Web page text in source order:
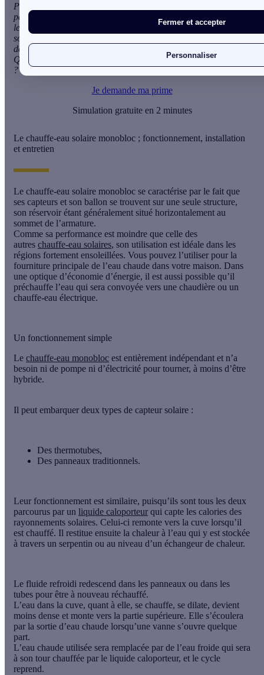
Fermer et accepter
Personnaliser
Produire de l’eau chaude à peu de frais, et ce, sans vous ruiner
pendant l’achat de votre équipement, c’est possible avec
le
chauffe-eau solaire monobloc
. Il est en effet performant et
son prix est relativement bas par rapport aux autres modèles
de
chauffe-eau solaire
Quels sont ses points forts et ses faiblesses ? Combien coûte-t-il
? Sans plus attendre, on fait le point sur cet appareil.
Je demande ma prime
Simulation gratuite en 2 minutes
Le chauffe-eau solaire monobloc ; fonctionnement, installation
et entretien
Le chauffe-eau solaire monobloc se caractérise par le fait que
ses capteurs et son ballon se trouvent sur une seule structure,
son réservoir étant généralement situé horizontalement au
sommet de l’armature.
Comme sa performance est moindre que celle des
autres chauffe-eau solaires, son utilisation est idéale dans les
régions fortement ensoleillées. Vous pouvez l’utiliser pour la
fourniture principale de l’eau chaude dans votre maison. Dans
une optique d’économie d’énergie, il est aussi possible qu’il
préchauffe l’eau qui sera convoyée vers une chaudière ou un
chauffe-eau électrique.
Un fonctionnement simple
Le chauffe-eau monobloc est entièrement indépendant et n’a
besoin ni de pompe ni d’électricité pour tourner, à moins d’être
hybride.
Il peut embarquer deux types de capteur solaire :
Des thermotubes,
Des panneaux traditionnels.
Leur fonctionnement est similaire, puisqu’ils sont tous les deux
parcourus par un liquide caloporteur qui capte les calories des
rayonnements solaires. Celui-ci remonte vers la cuve lorsqu’il
est chauffé. Il restitue ensuite la chaleur à l’eau qui y est stockée
à travers un serpentin ou au niveau d’un échangeur de chaleur.
Le fluide refroidi redescend dans les panneaux ou dans les
tubes pour être à nouveau réchauffé.
L’eau dans la cuve, quant à elle, se chauffe, se dilate, devient
moins dense et monte vers la partie supérieure. Elle s’écoulera
par la sortie d’eau chaude lorsqu’une vanne s’ouvre quelque
part.
L’eau chaude utilisée sera remplacée par de l’eau froide qui sera
à son tour chauffée par le liquide caloporteur, et le cycle
reprend.